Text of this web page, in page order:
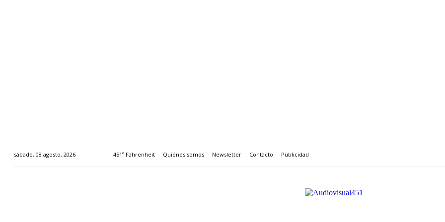
sábado, 08 agosto, 2026 451º Fahrenheit Quiénes somos Newsletter Contacto Publicidad